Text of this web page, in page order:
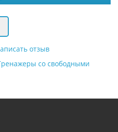
отзыв
со свободными